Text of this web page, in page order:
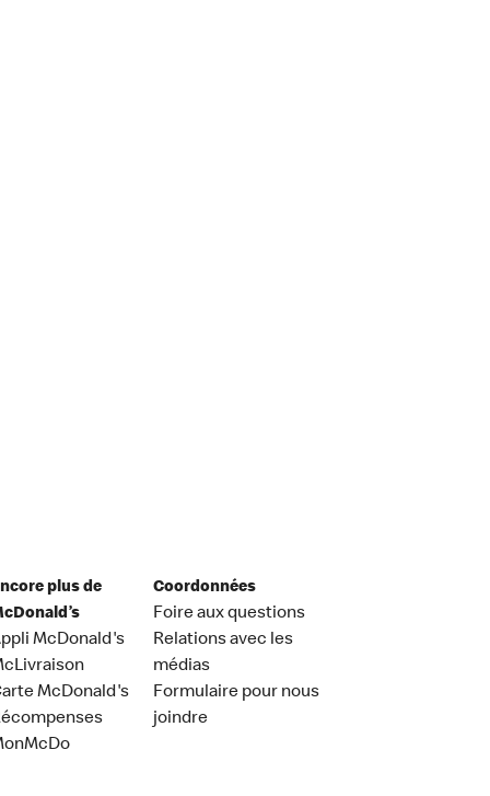
plus de
McDonald's
McDonald's
Coordonnées
Foire aux questions
Relations avec les
médias
Formulaire pour nous
joindre